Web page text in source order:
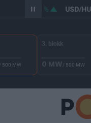
0,7% USD/HUF
/ 500 MW
3. blokk
0 MW/ 500 MW